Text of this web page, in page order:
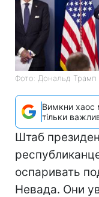
Фото: Дональд Трамп
Вимкни хаос
тільки
Штаб
оспаривать
Невада. Они